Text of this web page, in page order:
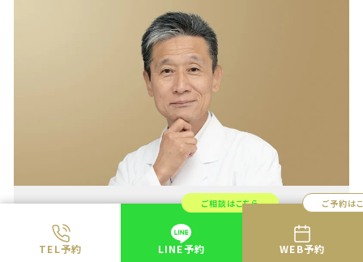
TEL予約
ご相談はこちら
LINE予約
ご予約は
WEB予約
第107回日本美容外科学会 学会長
厚生労働省【美容医療の適切な実施に関する検討会】構成員